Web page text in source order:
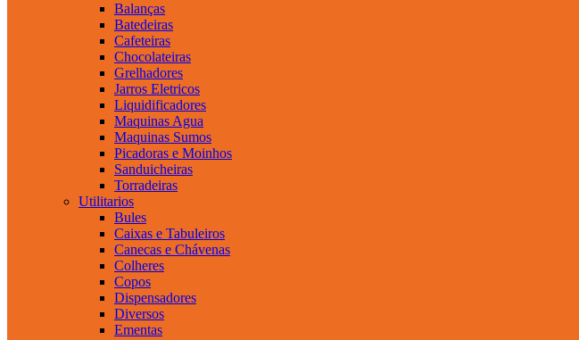
Balanças
Batedeiras
Cafeteiras
Chocolateiras
Grelhadores
Jarros Eletricos
Liquidificadores
Maquinas Agua
Maquinas Sumos
Picadoras e Moinhos
Sanduicheiras
Torradeiras
Utilitarios
Bules
Caixas e Tabuleiros
Canecas e Chávenas
Colheres
Copos
Dispensadores
Diversos
Ementas